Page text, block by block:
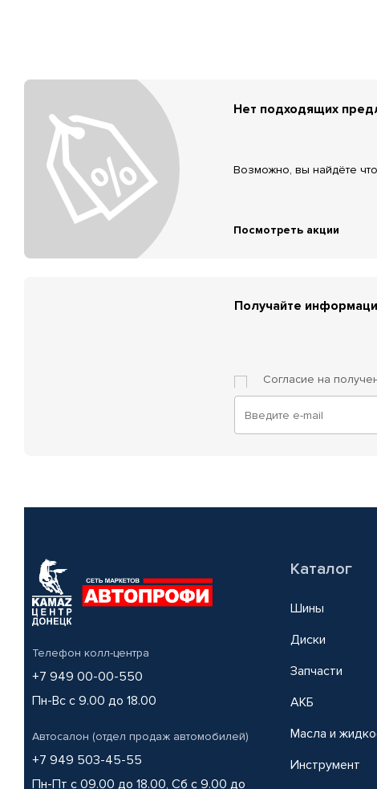
Нет подходящих
Возможно, вы найдёте
Посмотреть акции
Получайте
Согласие на
Телефон колл-центра
+7 949 00-00-550
Пн-Вс с 9.00 до 18.00
Автосалон (отдел продаж автомобилей)
+7 949 503-45-55
Пн-Пт с 09.00 до 18.00, Сб с 9.00 до
Каталог
Шины
Диски
Запчасти
АКБ
Масла и
Инструмент